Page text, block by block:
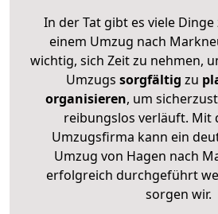
In der Tat gibt es viele
einem Umzug nach
wichtig, sich Zeit zu nehmen,
Umzugs sorgfältig zu
organisieren, um
reibungslos verläuft. Mit
Umzugsfirma kann ein
Umzug von Hagen nach
erfolgreich durchgeführt
sorgen wir.